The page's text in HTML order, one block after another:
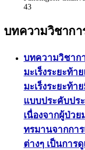
43
บทความวิชากา
บทความวิชาก
มะเร็งระยะท้า
มะเร็งระยะท้
แบบประคับปร
เนื่องจากผู้ป่วย
ทรมานจากกา
ต่างๆ เป็นกา